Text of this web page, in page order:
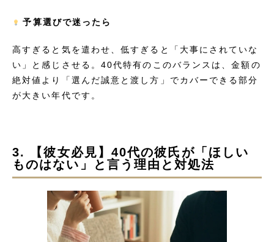
予算選びで迷ったら
高すぎると気を遣わせ、低すぎると「大事にされていな
い」と感じさせる。40代特有のこのバランスは、金額の
絶対値より「選んだ誠意と渡し方」でカバーできる部分
が大きい年代です。
3. 【彼女必見】40代の彼氏が「ほしい
ものはない」と言う理由と対処法